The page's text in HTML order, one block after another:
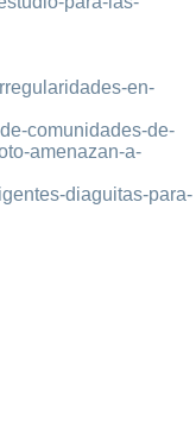
en-
comunidades-de-
amenazan-a-
diaguitas-para-